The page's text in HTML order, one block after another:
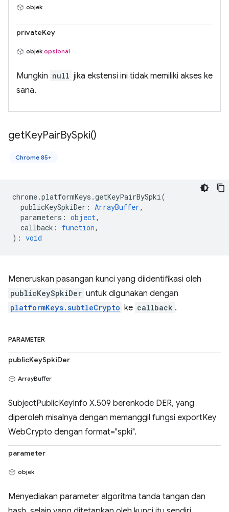
objek
privateKey
objek opsional
Mungkin null jika ekstensi ini tidak memiliki akses ke
sana.
getKeyPairBySpki()
Chrome 85+
chrome.platformKeys .getKeyPairBySpki(
publicKeySpkiDer : ArrayBuffer,
parameters : object,
callback : function,
) : void
Meneruskan pasangan kunci yang diidentifikasi oleh
publicKeySpkiDer untuk digunakan dengan
platformKeys.subtleCrypto ke callback .
PARAMETER
publicKeySpkiDer
ArrayBuffer
SubjectPublicKeyInfo X.509 berenkode DER, yang
diperoleh misalnya dengan memanggil fungsi exportKey
WebCrypto dengan format="spki".
parameter
objek
Menyediakan parameter algoritma tanda tangan dan